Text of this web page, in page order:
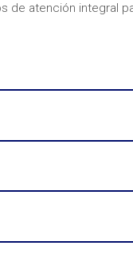
de atención integral